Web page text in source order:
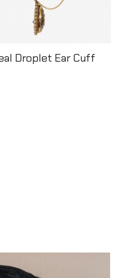
Droplet Ear Cuff